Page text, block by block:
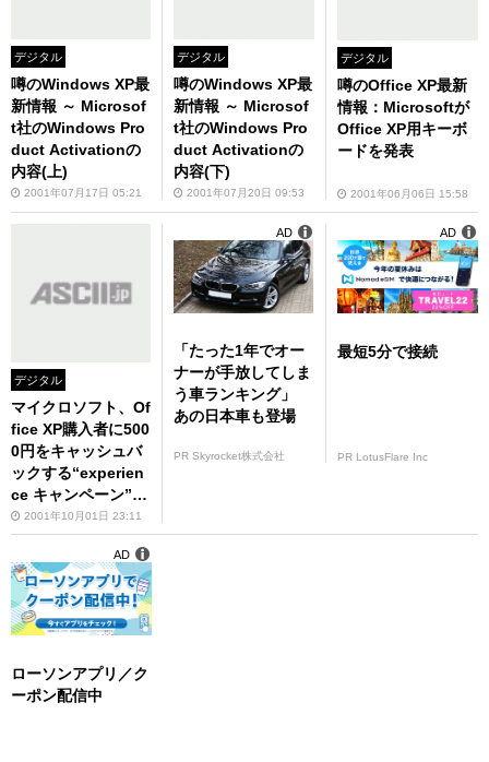
デジタル
噂のWindows XP最
新情報 ～ Microsof
t社のWindows Pro
duct Activationの
内容(上)
2001年07月17日 05:21
デジタル
噂のWindows XP最
新情報 ～ Microsof
t社のWindows Pro
duct Activationの
内容(下)
2001年07月20日 09:53
デジタル
噂のOffice XP最新
情報：Microsoftが
Office XP用キーボ
ードを発表
2001年06月06日 15:58
デジタル
マイクロソフト、Of
fice XP購入者に500
0円をキャッシュバ
ックする“experien
ce キャンペーン”を
開始2001年10月01日 23:11
「たった1年でオー
ナーが手放してしま
う車ランキング」
あの日本車も登場
PR Skyrocket株式会社
AD
最短5分で接続
PR LotusFlare Inc
AD
ローソンアプリ／ク
ーポン配信中
AD